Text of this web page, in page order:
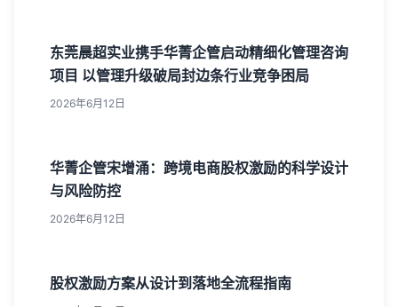
东莞晨超实业携手华菁企管启动精细化管理咨询
项目 以管理升级破局封边条行业竞争困局
2026年6月12日
华菁企管宋增涌：跨境电商股权激励的科学设计
与风险防控
2026年6月12日
股权激励方案从设计到落地全流程指南